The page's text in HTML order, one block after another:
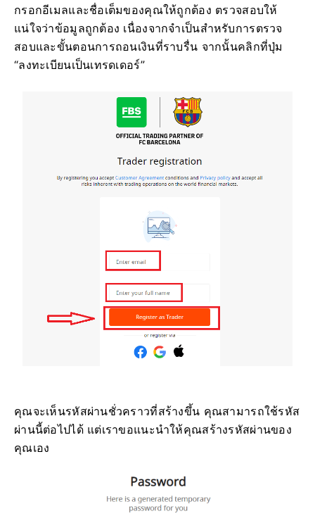
กรอกอีเมลและชื่อเต็มของคุณให้ถูกต้อง ตรวจสอบให้
แน่ใจว่าข้อมูลถูกต้อง เนื่องจากจำเป็นสำหรับการตรวจ
สอบและขั้นตอนการถอนเงินที่ราบรื่น จากนั้นคลิกที่ปุ่ม
“ลงทะเบียนเป็นเทรดเดอร์”
คุณจะเห็นรหัสผ่านชั่วคราวที่สร้างขึ้น คุณสามารถใช้รหัส
ผ่านนี้ต่อไปได้ แต่เราขอแนะนำให้คุณสร้างรหัสผ่านของ
คุณเอง